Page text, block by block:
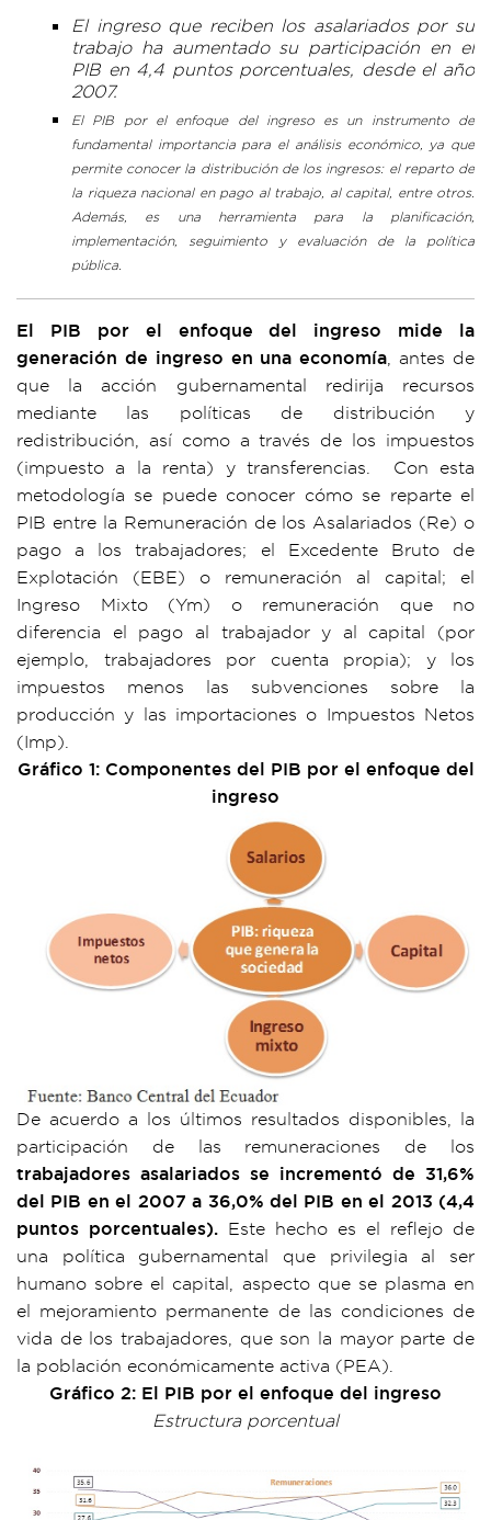
El ingreso que reciben los asalariados por su
trabajo ha aumentado su participación en el
PIB en 4,4 puntos porcentuales, desde el año
2007.
El PIB por el enfoque del ingreso es un instrumento de
fundamental importancia para el análisis económico, ya que
permite conocer la distribución de los ingresos: el reparto de
la riqueza nacional en pago al trabajo, al capital, entre otros.
Además, es una herramienta para la planificación,
implementación, seguimiento y evaluación de la política
pública.
El PIB por el enfoque del ingreso mide la
generación de ingreso en una economía, antes de
que la acción gubernamental redirija recursos
mediante las políticas de distribución y
redistribución, así como a través de los impuestos
(impuesto a la renta) y transferencias. Con esta
metodología se puede conocer cómo se reparte el
PIB entre la Remuneración de los Asalariados (Re) o
pago a los trabajadores; el Excedente Bruto de
Explotación (EBE) o remuneración al capital; el
Ingreso Mixto (Ym) o remuneración que no
diferencia el pago al trabajador y al capital (por
ejemplo, trabajadores por cuenta propia); y los
impuestos menos las subvenciones sobre la
producción y las importaciones o Impuestos Netos
(Imp).
Gráfico 1: Componentes del PIB por el enfoque del
ingreso
De acuerdo a los últimos resultados disponibles, la
participación de las remuneraciones de los
trabajadores asalariados se incrementó de 31,6%
del PIB en el 2007 a 36,0% del PIB en el 2013 (4,4
puntos porcentuales). Este hecho es el reflejo de
una política gubernamental que privilegia al ser
humano sobre el capital, aspecto que se plasma en
el mejoramiento permanente de las condiciones de
vida de los trabajadores, que son la mayor parte de
la población económicamente activa (PEA).
Gráfico 2: El PIB por el enfoque del ingreso
Estructura porcentual